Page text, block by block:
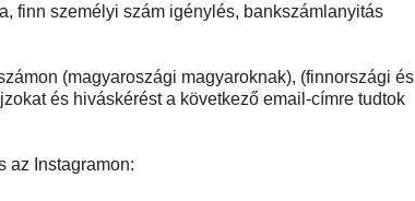
finn személyi szám igénylés, bankszámlanyitás
(magyaroszági magyaroknak), (finnországi és
és hiváskérést a következő email-címre tudtok
az Instagramon: